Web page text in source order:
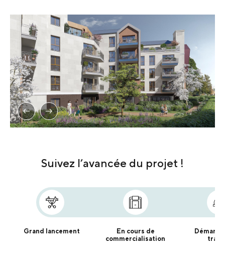
Suivez l’avancée du projet !
Grand lancement
En cours de
commercialisation